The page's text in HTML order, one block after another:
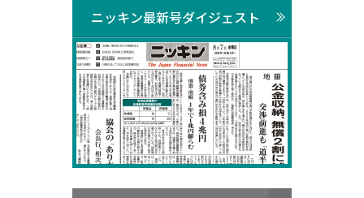
ニッキン最新号ダイジェスト